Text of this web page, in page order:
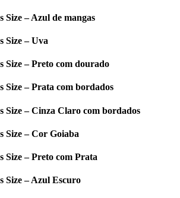
Size – Azul de mangas
Size – Uva
Size – Preto com dourado
Size – Prata com bordados
Size – Cinza Claro com bordados
Size – Cor Goiaba
Size – Preto com Prata
Size – Azul Escuro